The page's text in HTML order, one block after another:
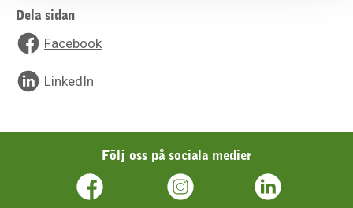
Dela sidan
Facebook
LinkedIn
Följ oss på sociala medier